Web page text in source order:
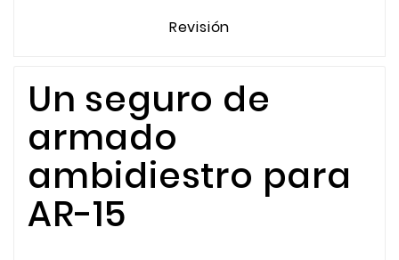
Revisión
Un seguro de
armado
ambidiestro para
AR-15